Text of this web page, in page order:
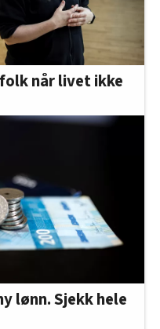
når livet ikke
lønn. Sjekk hele